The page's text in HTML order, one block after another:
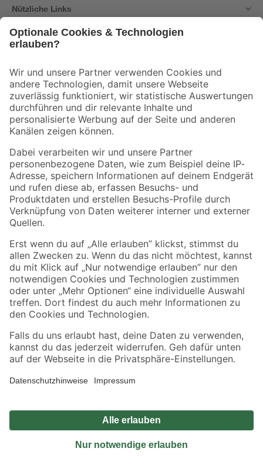
Nützliche Links
Der toom Newsletter: Keine Angebote und Aktionen mehr verpassen!
Zur Newsletter Anmeldung
Folge uns
Zahlungsarten Versandarten
Sicher einkaufen
Jetzt die toom-App herunterladen
Alle Preisangaben in EUR inkl. gesetzl. MwSt.. Die dargestellten Angebote sind unter
Umständen nicht in allen Märkten verfügbar. Die angegebenen Verfügbarkeiten beziehen
Produkte nur solange der Vorrat reicht.
*Paketversand ab 59 € versandkostenfrei, gilt nicht für Artikel mit Speditionsversand, hier
Privatsphäre Impressum
Nutzungsbedingungen
Widerrufsrecht
Vertrag widerrufen